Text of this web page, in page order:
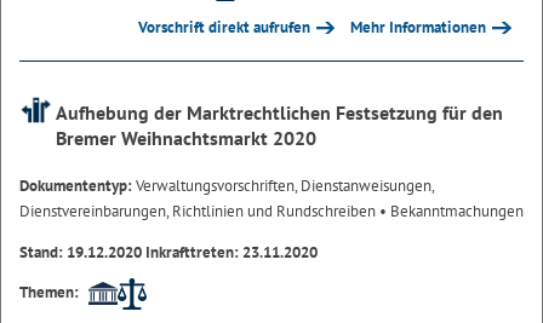
Vorschrift direkt aufrufen Mehr Informationen
Aufhebung der Marktrechtlichen Festsetzung für den
Bremer Weihnachtsmarkt 2020
Dokumententyp:Verwaltungsvorschriften, Dienstanweisungen,
Dienstvereinbarungen, Richtlinien und Rundschreiben • Bekanntmachungen
Stand: 19.12.2020 Inkrafttreten: 23.11.2020
Themen: